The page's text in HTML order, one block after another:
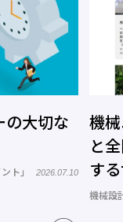
大切な
ト」 2026.07.10
機
と
す
ト
機械設